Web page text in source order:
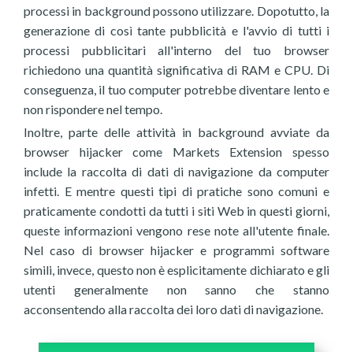
processi in background possono utilizzare. Dopotutto, la
generazione di così tante pubblicità e l'avvio di tutti i
processi pubblicitari all'interno del tuo browser
richiedono una quantità significativa di RAM e CPU. Di
conseguenza, il tuo computer potrebbe diventare lento e
non rispondere nel tempo.
Inoltre, parte delle attività in background avviate da
browser hijacker come Markets Extension spesso
include la raccolta di dati di navigazione da computer
infetti. E mentre questi tipi di pratiche sono comuni e
praticamente condotti da tutti i siti Web in questi giorni,
queste informazioni vengono rese note all'utente finale.
Nel caso di browser hijacker e programmi software
simili, invece, questo non è esplicitamente dichiarato e gli
utenti generalmente non sanno che stanno
acconsentendo alla raccolta dei loro dati di navigazione.